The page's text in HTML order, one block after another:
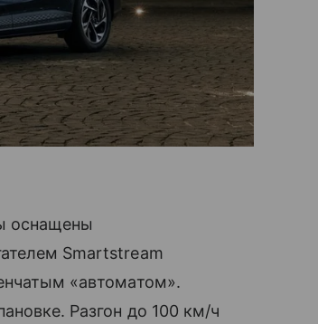
оснащены
Smartstream
«автоматом».
Разгон до 100 км/ч